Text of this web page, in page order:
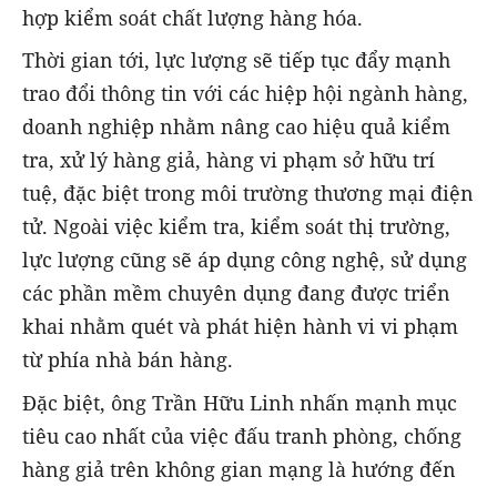
hợp kiểm soát chất lượng hàng hóa.
Thời gian tới, lực lượng sẽ tiếp tục đẩy mạnh
trao đổi thông tin với các hiệp hội ngành hàng,
doanh nghiệp nhằm nâng cao hiệu quả kiểm
tra, xử lý hàng giả, hàng vi phạm sở hữu trí
tuệ, đặc biệt trong môi trường thương mại điện
tử. Ngoài việc kiểm tra, kiểm soát thị trường,
lực lượng cũng sẽ áp dụng công nghệ, sử dụng
các phần mềm chuyên dụng đang được triển
khai nhằm quét và phát hiện hành vi vi phạm
từ phía nhà bán hàng.
Đặc biệt, ông Trần Hữu Linh nhấn mạnh mục
tiêu cao nhất của việc đấu tranh phòng, chống
hàng giả trên không gian mạng là hướng đến